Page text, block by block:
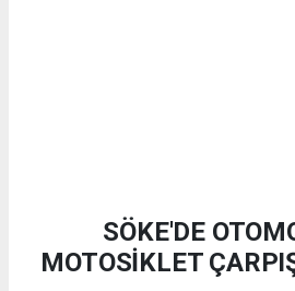
SÖKE'DE
MOTOSİKLET